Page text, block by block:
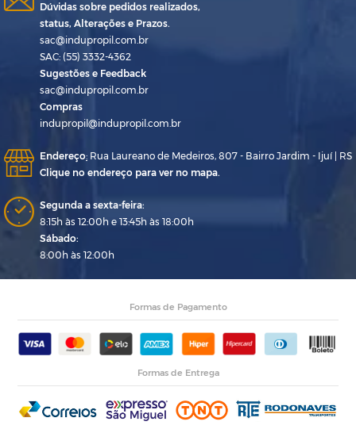
Dúvidas sobre pedidos realizados,
status, Alterações e Prazos.
sac@indupropil.com.br
SAC: (55) 3332-4362
Sugestões e Feedback
sac@indupropil.com.br
Compras
indupropil@indupropil.com.br
Endereço: Rua Laureano de Medeiros, 807 - Bairro Jardim - Ijuí | RS
Clique no endereço para ver no mapa.
Segunda a sexta-feira:
8:15h às 12:00h e 13:45h às 18:00h
Sábado:
8:00h às 12:00h
Formas de Pagamento
Formas de Entrega